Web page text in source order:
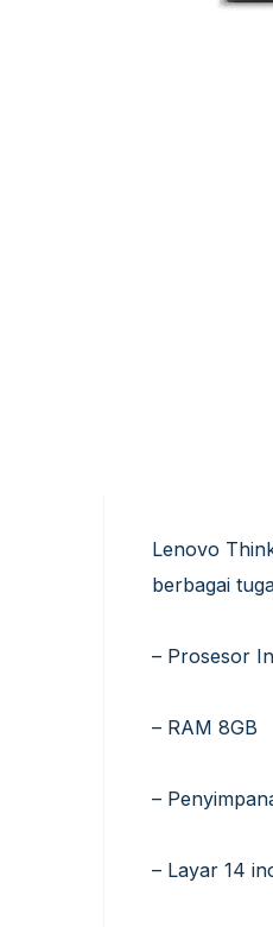
Lenovo
berbagai
– Prosesor
– RAM 8GB
–
– Layar 14